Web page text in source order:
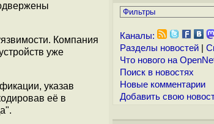
Компания
уже
указав
её в
Каналы:
Разделы новостей|
Что нового на
Поиск в новостях
Новые комментарии
Добавить свою